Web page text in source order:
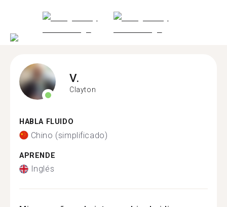
V.
Clayton
HABLA FLUIDO
Chino (simplificado)
APRENDE
Inglés